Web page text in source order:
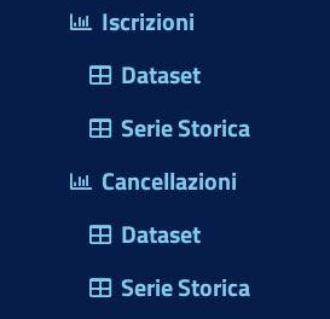
Iscrizioni
Dataset
Serie Storica
Cancellazioni
Dataset
Serie Storica